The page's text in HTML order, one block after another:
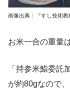
画像出典：『すし技術教
お米一合の重量
「持参米鮨委託
が約80gなので、